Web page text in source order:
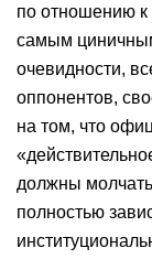
по отношению к
самым
очевидности,
оппонентов,
на том, что
должны молчать
полностью